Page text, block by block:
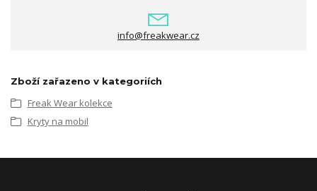
info@freakwear.cz
Zboží zařazeno v kategoriích
Freak Wear kolekce
Kryty na mobil